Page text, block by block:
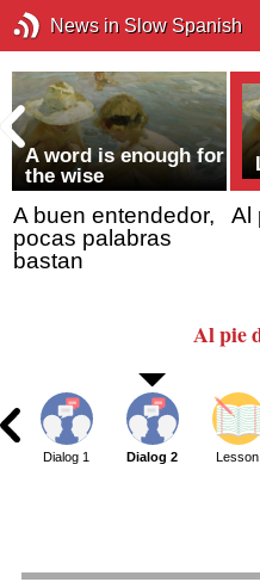
News in Slow Spanish
A word is enough for
the wise
A buen entendedor,
pocas palabras
bastan
Al
Al pie
Dialog 1 Dialog 2 Lesson